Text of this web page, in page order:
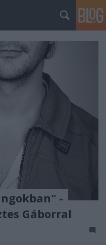
-
Gáborral